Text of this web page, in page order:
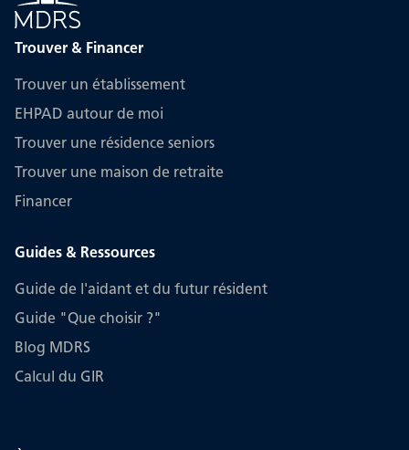
Trouver & Financer
Trouver un établissement
EHPAD autour de moi
Trouver une résidence seniors
Trouver une maison de retraite
Financer
Guides & Ressources
Guide de l'aidant et du futur résident
Guide "Que choisir ?"
Blog MDRS
Calcul du GIR